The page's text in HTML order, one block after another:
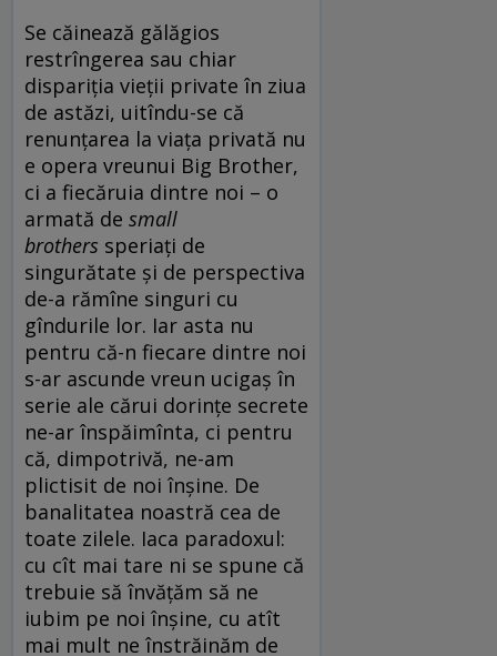
Se căinează gălăgios
restrîngerea sau chiar
dispariția vieții private în ziua
de astăzi, uitîndu-se că
renunțarea la viața privată nu
e opera vreunui Big Brother,
ci a fiecăruia dintre noi – o
armată de small
brothers speriați de
singurătate și de perspectiva
de-a rămîne singuri cu
gîndurile lor. Iar asta nu
pentru că-n fiecare dintre noi
s-ar ascunde vreun ucigaș în
serie ale cărui dorințe secrete
ne-ar înspăimînta, ci pentru
că, dimpotrivă, ne-am
plictisit de noi înșine. De
banalitatea noastră cea de
toate zilele. Iaca paradoxul:
cu cît mai tare ni se spune că
trebuie să învățăm să ne
iubim pe noi înșine, cu atît
mai mult ne înstrăinăm de